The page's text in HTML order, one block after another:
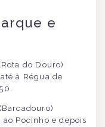
e
do Douro)
à Régua de
(Barcadouro)
Pocinho e depois